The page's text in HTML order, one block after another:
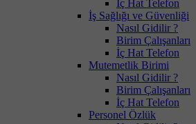
İç Hat Telefon
İş Sağlığı ve Güvenliği
Nasıl Gidilir ?
Birim Çalışanları
İç Hat Telefon
Mutemetlik Birimi
Nasıl Gidilir ?
Birim Çalışanları
İç Hat Telefon
Personel Özlük